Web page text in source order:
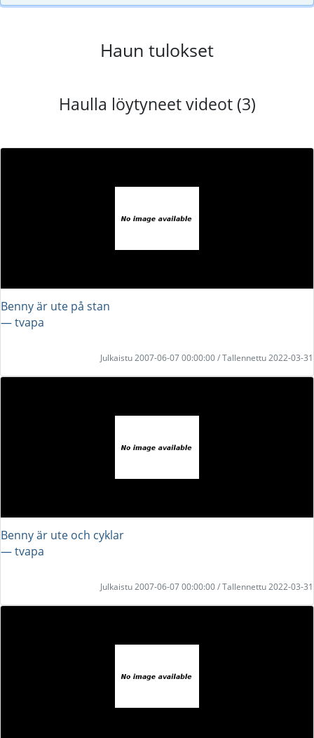
Haun tulokset
Haulla löytyneet videot (3)
Benny är ute på stan
― tvapa
Julkaistu 2007-06-07 00:00:00 / Tallennettu 2022-03-31
Benny är ute och cyklar
― tvapa
Julkaistu 2007-06-07 00:00:00 / Tallennettu 2022-03-31